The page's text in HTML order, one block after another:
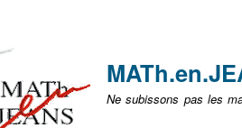
Ne subissons pas les